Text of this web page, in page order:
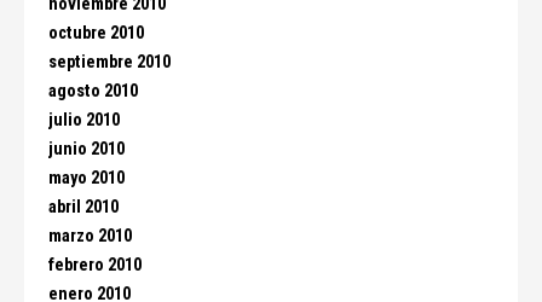
noviembre 2010
octubre 2010
septiembre 2010
agosto 2010
julio 2010
junio 2010
mayo 2010
abril 2010
marzo 2010
febrero 2010
enero 2010